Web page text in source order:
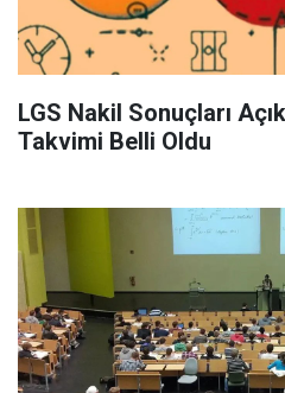
LGS Nakil Sonuçları
Takvimi Belli Oldu